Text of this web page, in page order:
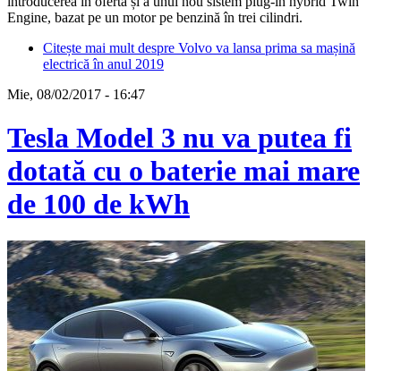
Engine, bazat pe un motor pe benzină în trei cilindri.
Citește mai mult despre Volvo va lansa prima sa mașină
electrică în anul 2019
Mie, 08/02/2017 - 16:47
Tesla Model 3 nu va putea fi
dotată cu o baterie mai mare
de 100 de kWh